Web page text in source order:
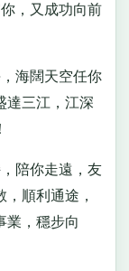
，又成功向前
海闊天空任你
達三江，江深
陪你走遠，友
順利通途，
業，穩步向